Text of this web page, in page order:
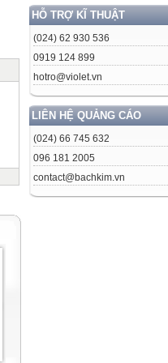
HỖ TRỢ KĨ THUẬT
(024) 62 930 536
0919 124 899
hotro@violet.vn
LIÊN HỆ QUẢNG CÁO
(024) 66 745 632
096 181 2005
contact@bachkim.vn